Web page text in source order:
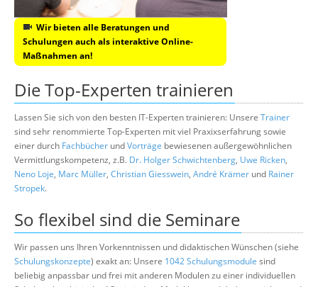
Wir bieten alle Beratungen und
Schulungen auch als interaktive Online-
Maßnahmen an!
Die Top-Experten trainieren
Lassen Sie sich von den besten IT-Experten trainieren: Unsere Trainer
sind sehr renommierte Top-Experten mit viel Praxixserfahrung sowie
einer durch Fachbücher undVorträge bewiesenen außergewöhnlichen
Vermittlungskompetenz, z.B. Dr. Holger Schwichtenberg, Uwe Ricken,
Neno Loje, Marc Müller, Christian Giesswein, André Krämer und Rainer
Stropek.
So flexibel sind die Seminare
Wir passen uns Ihren Vorkenntnissen und didaktischen Wünschen (siehe
Schulungskonzepte) exakt an: Unsere 1042 Schulungsmodule sind
beliebig anpassbar und frei mit anderen Modulen zu einer individuellen